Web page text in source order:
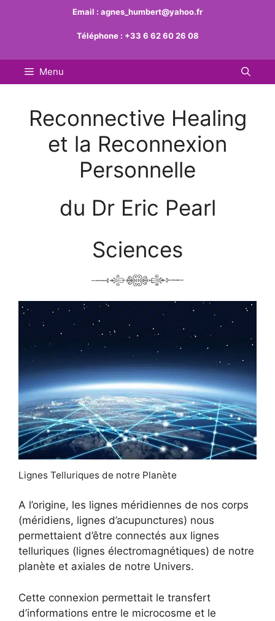
Email : agnes_humbert@yahoo.fr
Téléphone : +33 6 62 60 26 08
Menu
Reconnective Healing
et la Reconnexion
Personnelle
du Dr Eric Pearl
Sciences
Lignes Telluriques de notre Planète
A l’origine, les lignes méridiennes de nos corps
(méridiens, lignes d’acupunctures) nous
permettaient d’être connectés aux lignes
telluriques (lignes électromagnétiques) de notre
planète et axiales de notre Univers.
Cette connexion permettait le transfert
d’informations entre le microcosme et le